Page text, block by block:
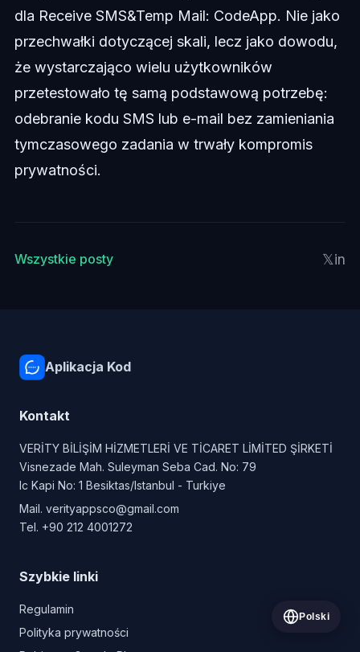
dla Receive SMS&Temp Mail: CodeApp. Nie jako
przechwałki dotyczącej skali, lecz jako dowodu,
że wystarczająco wielu użytkowników
przetestowało tę samą podstawową potrzebę:
odebranie kodu SMS lub e-mail bez zamieniania
tymczasowego zadania w trwały kompromis
prywatności.
Wszystkie posty 𝕏in
Aplikacja Kod
Kontakt
VERİTY BİLİŞİM HİZMETLERİ VE TİCARET LİMİTED ŞİRKETİ
Visnezade Mah. Suleyman Seba Cad. No: 79
Ic Kapi No: 1 Besiktas/Istanbul - Turkiye
Mail. verityappsco@gmail.com
Tel. +90 212 4001272
Szybkie linki
Regulamin
Polityka prywatności
Polski